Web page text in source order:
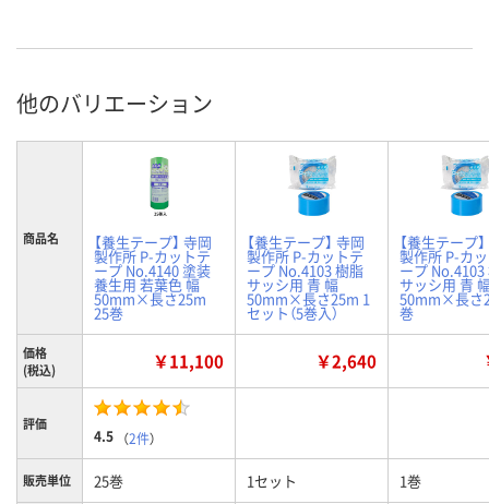
他のバリエーション
商品名 【養生テープ】 寺岡
製作所 P-カットテ
ープ No.4140 塗装
養生用 若葉色 幅
50mm×長さ25m
25巻
【養生テープ】 寺岡
製作所 P-カットテ
ープ No.4103 樹脂
サッシ用 青 幅
50mm×長さ25m 1
セット（5巻入）
【養生テープ
製作所 P-カ
ープ No.4103
サッシ用 青
50mm×長さ
巻
価格
(税込)
￥11,100 ￥2,640
評価
4.5 （2件）
販売単位 25巻 1セット 1巻